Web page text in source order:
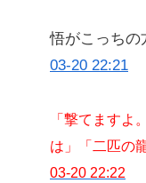
悟がこっちの
03-20 22:21
「撃てますよ
は」「二匹の
03-20 22:22